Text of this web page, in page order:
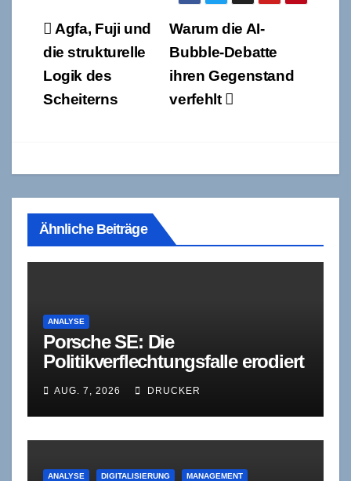
Beitragsnavigation
Warum die AI-
Bubble-Debatte
ihren Gegenstand
verfehlt
Agfa, Fuji und
die strukturelle
Logik des
Scheiterns
Ähnliche Beiträge
ANALYSE
Porsche SE: Die
Politikverflechtungsfalle erodiert
AUG. 7, 2026 DRUCKER
ANALYSE DIGITALISIERUNG MANAGEMENT